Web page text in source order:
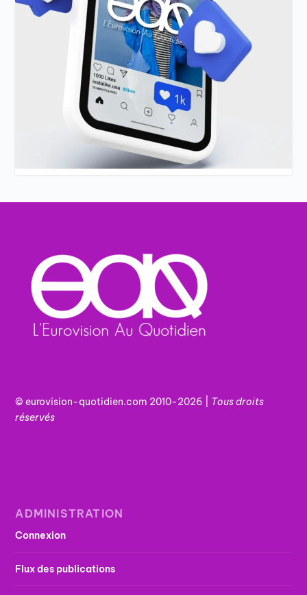
© eurovision-quotidien.com 2010-2026 | Tousdroits
réservés
ADMINISTRATION
Connexion
Flux des publications